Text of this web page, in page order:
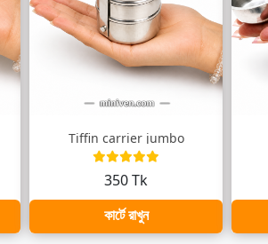
Tiffin carrier jumbo
350 Tk
কার্টে রাখুন